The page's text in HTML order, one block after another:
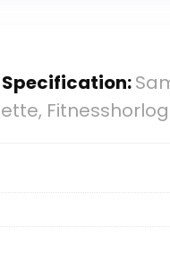
Specification: